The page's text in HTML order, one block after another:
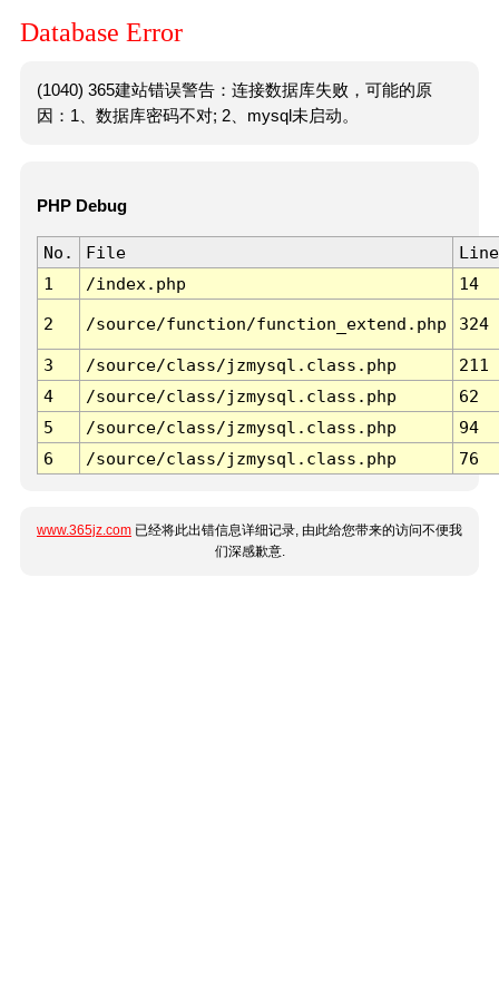
Database Error
(1040) 365建站错误警告：连接数据库失败，可能的原
因：1、数据库密码不对; 2、mysql未启动。
PHP Debug
No. File
Line
1
/index.php 14
2 /source/function/function_extend.php 324
3 /source/class/jzmysql.class.php
211
4
/source/class/jzmysql.class.php
62
5
/source/class/jzmysql.class.php
94
6
/source/class/jzmysql.class.php 76
www.365jz.com 已经将此出错信息详细记录, 由此给您带来的访问不便我
们深感歉意.